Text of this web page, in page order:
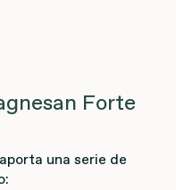
Forte
una serie de